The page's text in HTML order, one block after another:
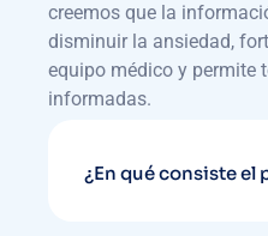
creemos que la
disminuir la ansiedad,
equipo médico y permite
informadas.
¿En qué consiste